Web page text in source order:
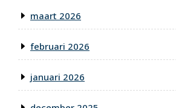
maart 2026
februari 2026
januari 2026